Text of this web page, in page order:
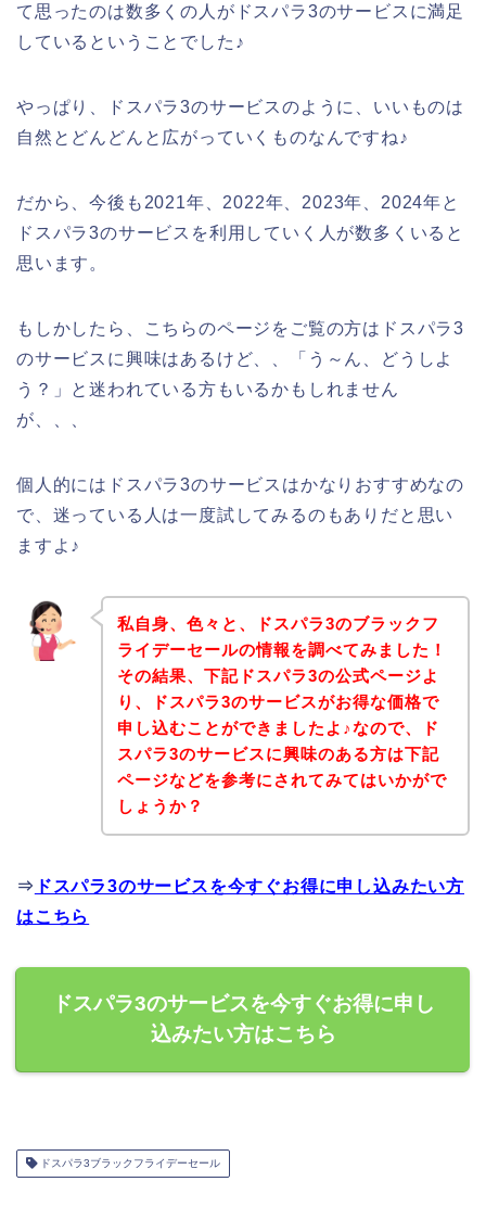
て思ったのは数多くの人がドスパラ3のサービスに満足
しているということでした♪
やっぱり、ドスパラ3のサービスのように、いいものは
自然とどんどんと広がっていくものなんですね♪
だから、今後も2021年、2022年、2023年、2024年と
ドスパラ3のサービスを利用していく人が数多くいると
思います。
もしかしたら、こちらのページをご覧の方はドスパラ3
のサービスに興味はあるけど、、「う～ん、どうしよ
う？」と迷われている方もいるかもしれません
が、、、
個人的にはドスパラ3のサービスはかなりおすすめなの
で、迷っている人は一度試してみるのもありだと思い
ますよ♪
私自身、色々と、ドスパラ3のブラックフ
ライデーセールの情報を調べてみました！
その結果、下記ドスパラ3の公式ページよ
り、ドスパラ3のサービスがお得な価格で
申し込むことができましたよ♪なので、ド
スパラ3のサービスに興味のある方は下記
ページなどを参考にされてみてはいかがで
しょうか？
⇒ ドスパラ3のサービスを今すぐお得に申し込みたい方
はこちら
ドスパラ3のサービスを今すぐお得に申し
込みたい方はこちら
ドスパラ3ブラックフライデーセール